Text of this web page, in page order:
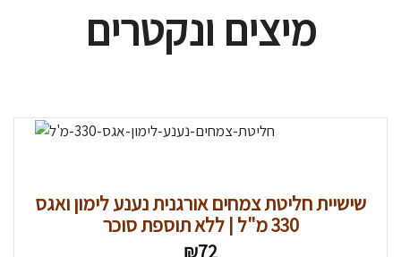
מיצים ונקטרים
שישיית חליטת צמחים אורגנית נענע לימון ואגס
330 מ"ל | ללא תוספת סוכר
₪72